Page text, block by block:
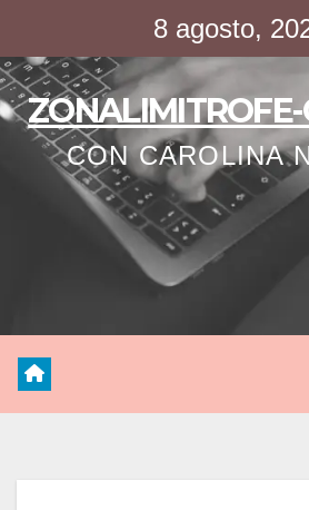
contenido
8 agosto,
CON CAROLINA